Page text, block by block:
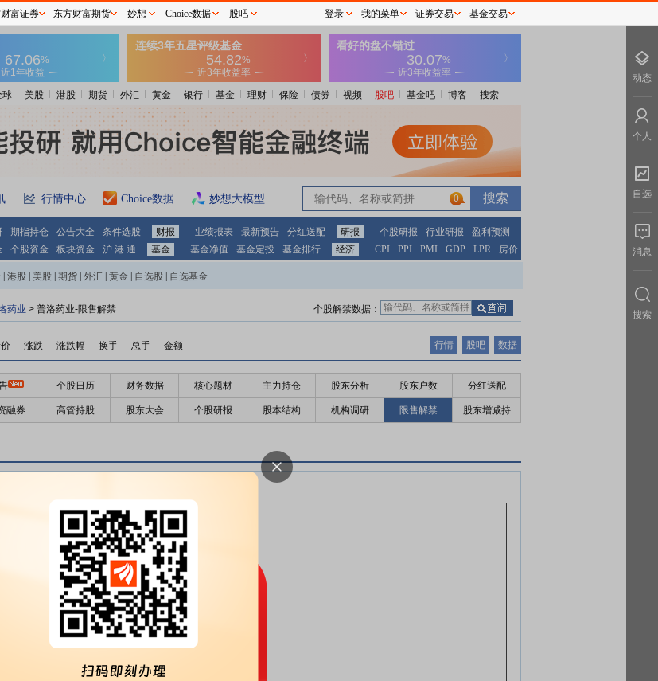
球 美股 港股 期货 外汇 黄金 银行 基金 理财 保险 债券 视频 股吧 基金吧 博客 搜索
行情中心 Choice数据 妙想大模型 0
期指持仓 公告大全 条件选股 财报 业绩报表 最新预告 分红送配 研报 个股研报 行业研报
盈利预测
个股资金 板块资金 沪 港 通 基金 基金净值 基金定投 基金排行 经济 CPI PPI PMI GDP LPR 房价
港股 美股 期货 外汇 黄金 自选股 自选基金
药业 > 普洛药业-限售解禁 个股解禁数据：
- 涨跌 - 涨跌幅 - 换手 - 总手 - 金额 - 行情 股吧 数据
个股日历 财务数据 核心题材 主力持仓 股东分析 股东户数 分红送配
融券 高管持股 股东大会 个股研报 股本结构 机构调研 限售解禁 股东增减持
富证券 东方财富期货 妙想 Choice数据 股吧 登录 我的菜单 证券交易 基金交易
动态
个人
自选
消息
搜索